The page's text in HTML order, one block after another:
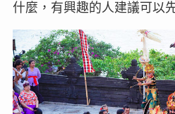
什麼，有興趣的人建議可以